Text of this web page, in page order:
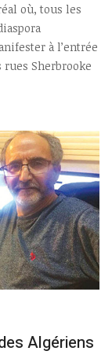
où, tous les
à l’entrée
rues Sherbrooke
Algériens